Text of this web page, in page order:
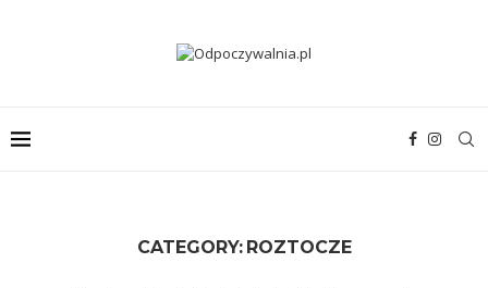
CATEGORY: ROZTOCZE